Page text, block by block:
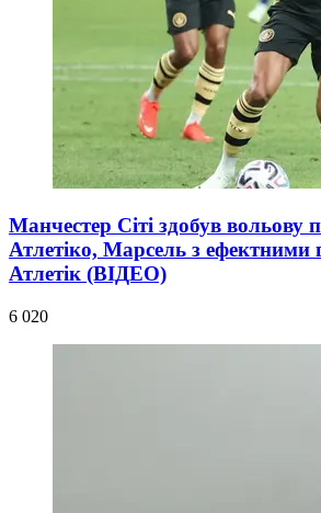
Манчестер Сіті здобув вольову
Атлетіко, Марсель з ефектними
Атлетік (ВІДЕО)
6 020